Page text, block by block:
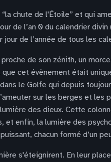
chute de l'Étoile” et qui
de l’an 0 du calendrier
de l’année de tous les
de son zénith, un
cet évènement était
le Golfe qui depuis
sur les berges et
des dieux. Cette
et enfin, la lumière des
chacun formé d’un
s'éteignirent. En leur